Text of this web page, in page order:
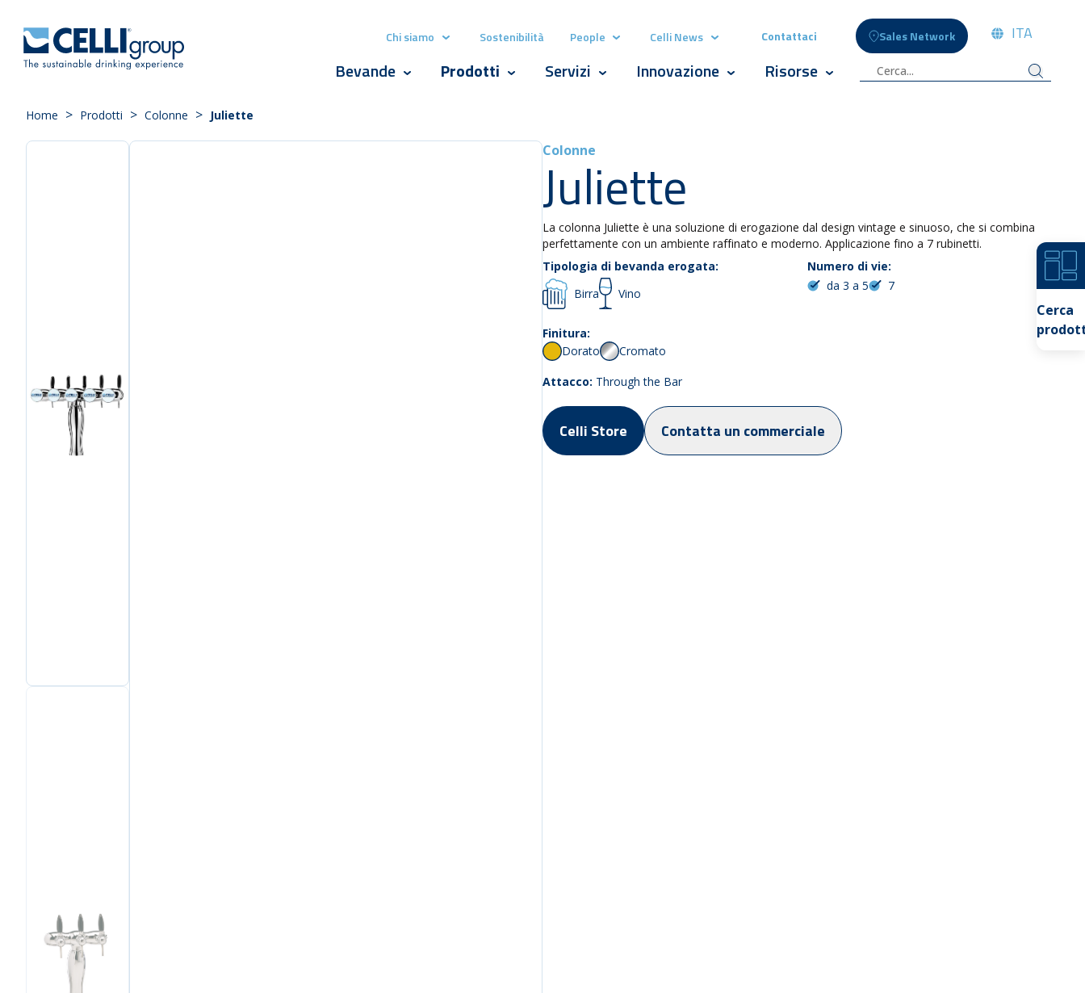
Chi siamo Show submenu for Chi siamo
Sostenibilità People Show submenu for People
Celli News Show submenu for Celli News
Contattaci Sales Network ITA
Bevande Show submenu for Bevande
Prodotti Show submenu for Prodotti
Servizi Show submenu for Servizi
Innovazione Show submenu for Innovazione
Risorse Show submenu for Risorse
Cerca
Home > Prodotti > Colonne > Juliette
Colonne
Juliette
La colonna Juliette è una soluzione di erogazione dal design vintage e sinuoso, che si combina
perfettamente con un ambiente raffinato e moderno. Applicazione fino a 7 rubinetti.
Tipologia di bevanda erogata:
Birra
Vino
Numero di vie:
da 3 a 5
7
Finitura:
Dorato
Cromato
Attacco: Through the Bar
Celli Store Contatta un commerciale